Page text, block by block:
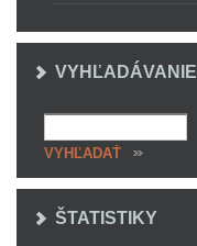
VYHĽADÁVANIE
ŠTATISTIKY